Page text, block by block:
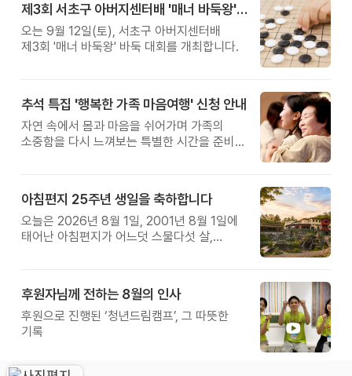
제3회 서초구 아버지센터배 '매너 바둑왕' 대회
오는 9월 12일(토), 서초구 아버지센터배
제3회 '매너 바둑왕' 바둑 대회를 개최합니다.
추석 특집 '행복한 가족 마음여행' 신청 안내
자연 속에서 몸과 마음을 쉬어가며 가족의
소중함을 다시 느껴보는 특별한 시간을 준비해
아침편지 25주년 생일을 축하합니다
오늘은 2026년 8월 1일, 2001년 8월 1일에
태어난 아침편지가 어느덧 스물다섯 살,
후원자님께 전하는 8월의 인사
후원으로 진행된 ‘청년드림캠프’, 그 따뜻한
기록